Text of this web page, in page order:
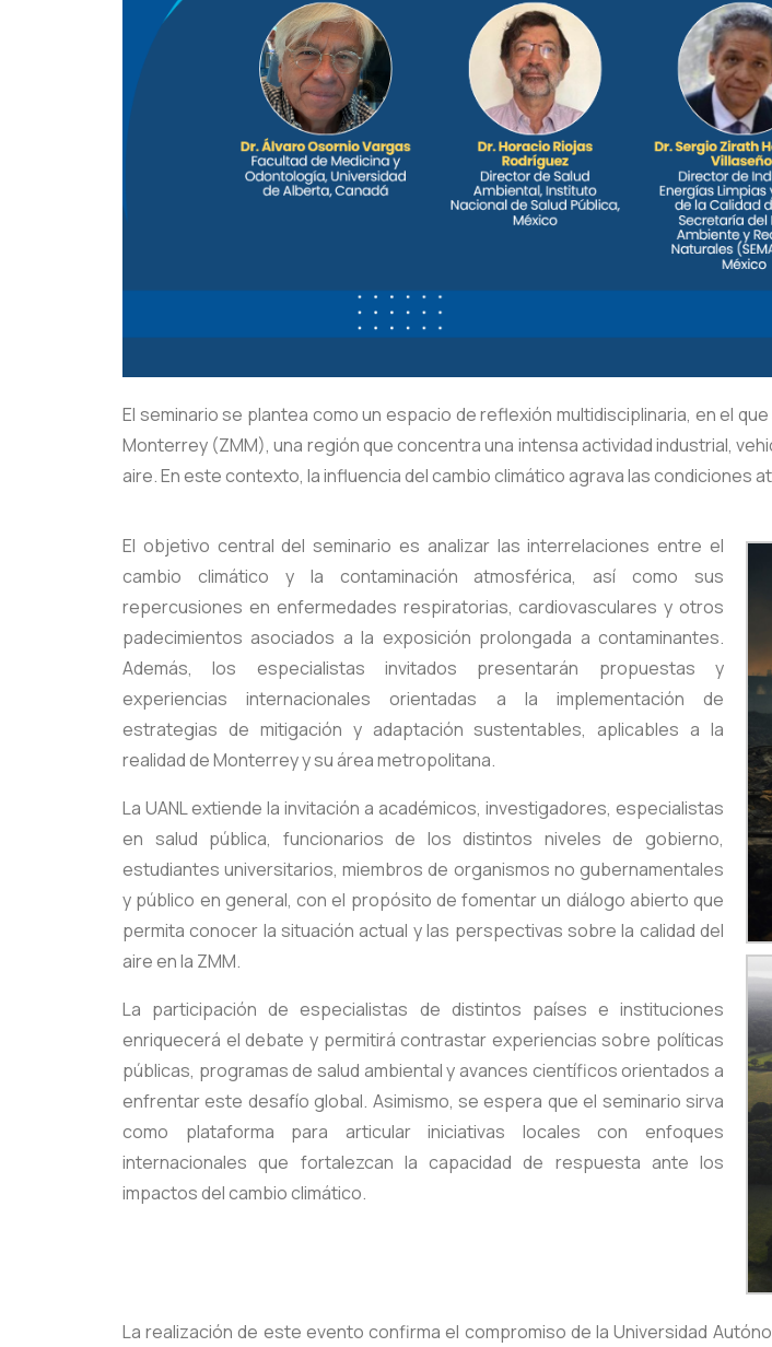
El seminario se plantea como un espacio de reflexión multidisciplinaria, en el
Monterrey (ZMM), una región que concentra una intensa actividad industrial,
aire. En este contexto, la influencia del cambio climático agrava las condiciones
El objetivo central del seminario es analizar las interrelaciones entre el
cambio climático y la contaminación atmosférica, así como sus
repercusiones en enfermedades respiratorias, cardiovasculares y otros
padecimientos asociados a la exposición prolongada a contaminantes.
Además, los especialistas invitados presentarán propuestas y
experiencias internacionales orientadas a la implementación de
estrategias de mitigación y adaptación sustentables, aplicables a la
realidad de Monterrey y su área metropolitana.
La UANL extiende la invitación a académicos, investigadores, especialistas
en salud pública, funcionarios de los distintos niveles de gobierno,
estudiantes universitarios, miembros de organismos no gubernamentales
y público en general, con el propósito de fomentar un diálogo abierto que
permita conocer la situación actual y las perspectivas sobre la calidad del
aire en la ZMM.
La participación de especialistas de distintos países e instituciones
enriquecerá el debate y permitirá contrastar experiencias sobre políticas
públicas, programas de salud ambiental y avances científicos orientados a
enfrentar este desafío global. Asimismo, se espera que el seminario sirva
como plataforma para articular iniciativas locales con enfoques
internacionales que fortalezcan la capacidad de respuesta ante los
impactos del cambio climático.
La realización de este evento confirma el compromiso de la Universidad